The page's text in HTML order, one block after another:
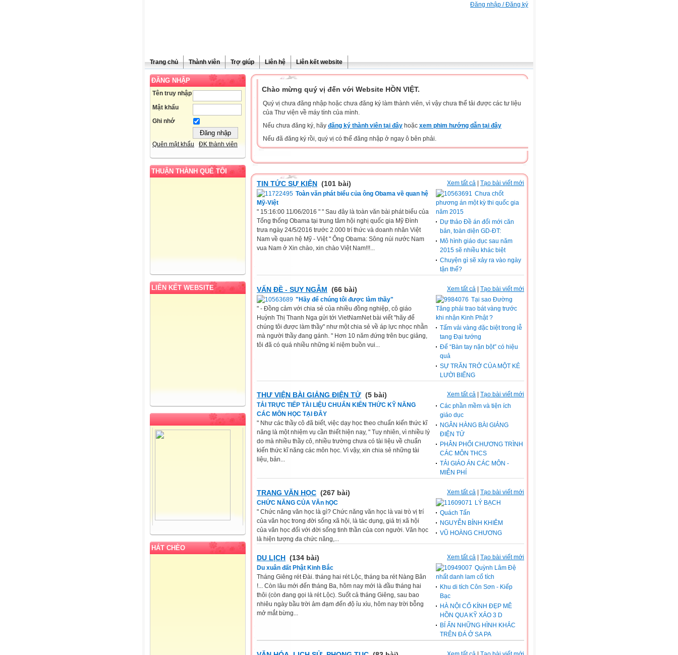
Đăng nhập / Đăng ký
Trang chủ Thành viên Trợ giúp Liên hệ Liên kết website
ĐĂNG NHẬP
Tên truy nhập
Mật khẩu
Ghi nhớ
Quên mật khẩu ĐK thành viên
THUẬN THÀNH QUÊ TÔI
LIÊN KẾT WEBSITE
HÁT CHÈO
Chào mừng quý vị đến với Website HỒN VIỆT.
Quý vị chưa đăng nhập hoặc chưa đăng ký làm thành viên, vì vậy chưa thể tải được các tư liệu
của Thư viện về máy tính của mình.
Nếu chưa đăng ký, hãy đăng ký thành viên tại đây hoặc xem phim hướng dẫn tại đây
Nếu đã đăng ký rồi, quý vị có thể đăng nhập ở ngay ô bên phải.
Xem tất cả Tạo bài viết mới
TIN TỨC SỰ KIỆN (101 bài)
Toàn văn phát biểu của ông Obama về quan hệ
Mỹ-Việt
" 15:16:00 11/06/2016 " " Sau đây là toàn văn bài phát biểu của
Tổng thống Obama tại trung tâm hội nghị quốc gia Mỹ Đình
trưa ngày 24/5/2016 trước 2.000 trí thức và doanh nhân Việt
Nam về quan hệ Mỹ - Việt " Ông Obama: Sông núi nước Nam
vua Nam ở Xin chào, xin chào Việt Nam!!!...
Chưa chốt
phương án một kỳ thi quốc gia
năm 2015
Dự thảo Đề án đổi mới căn
bản, toàn diện GD-ĐT:
Mô hình giáo dục sau năm
2015 sẽ nhiều khác biệt
Chuyện gì sẽ xảy ra vào ngày
tận thế?
Xem tất cả | Tạo bài viết mới
VẤN ĐỀ - SUY NGẪM (66 bài)
"Hãy để chúng tôi được làm thầy"
" - Đồng cảm với chia sẻ của nhiều đồng nghiệp, cô giáo
Huỳnh Thị Thanh Nga gửi tới VietNamNet bài viết "hãy để
chúng tôi được làm thầy" như một chia sẻ về áp lực nhọc nhằn
mà người thầy đang gánh. " Hơn 10 năm đứng trên bục giảng,
tôi đã có quá nhiều những kỉ niệm buồn vui...
Tại sao Đường
Tăng phải trao bát vàng trước
khi nhận Kinh Phật ?
Tấm vải vàng đặc biệt trong lễ
tang Đại tướng
Để “Bàn tay nặn bột” có hiệu
quả
SỰ TRĂN TRỞ CỦA MỘT KẺ
LƯỜI BIẾNG
Xem tất cả Tạo bài viết mới
THƯ VIỆN BÀI GIẢNG ĐIỆN TỬ (5 bài)
TẢI TRỰC TIẾP TÀI LIỆU CHUẨN KIẾN THỨC KỸ NĂNG
CÁC MÔN HỌC TẠI ĐÂY
" Như các thầy cô đã biết, việc dạy học theo chuẩn kiến thức kĩ
năng là một nhiệm vụ cần thiết hiện nay, " Tuy nhiên, vì nhiều lý
do mà nhiều thầy cô, nhiều trường chưa có tài liệu về chuẩn
kiến thức kĩ năng các môn học. Vì vậy, xin chia sẻ những tài
liệu, bản...
Các phần mềm và tiện ích
giáo dục
NGÂN HÀNG BÀI GIẢNG
ĐIỆN TỬ
PHÂN PHỐI CHƯƠNG TRÌNH
CÁC MÔN THCS
TẢI GIÁO ÁN CÁC MÔN -
MIỄN PHÍ
Xem tất cả | Tạo bài viết mới
TRANG VĂN HỌC (267 bài)
CHỨC NĂNG CỦA VĂn hỌC
" Chức năng văn học là gì? Chức năng văn học là vai trò vị trí
của văn học trong đời sống xã hội, là tác dụng, giá trị xã hội
của văn học đối với đời sống tinh thần của con người. Văn học
là hiện tượng đa chức năng,...
LÝ BẠCH
Quách Tấn
NGUYỄN BỈNH KHIÊM
VŨ HOÀNG CHƯƠNG
Xem tất cả Tạo bài viết mới
DU LỊCH (134 bài)
Du xuân đất Phật Kinh Bắc
Tháng Giêng rét Đài. tháng hai rét Lộc, tháng ba rét Nàng Bân
!... Còn lâu mới đến tháng Ba, hôm nay mới là đầu tháng hai
thôi (còn đang gọi là rét Lộc). Suốt cả tháng Giêng, sau bao
nhiêu ngày bầu trời ảm đạm đến độ ỉu xìu, hôm nay trời bỗng
mở mắt bừng...
Quỳnh Lâm Đệ
nhất danh lam cổ tích
Khu di tích Côn Sơn - Kiếp
Bạc
HÀ NỘI CỔ KÍNH ĐẸP MÊ
HỒN QUA KỸ XẢO 3 D
BÍ ẨN NHỮNG HÌNH KHẮC
TRÊN ĐÁ Ở SA PA